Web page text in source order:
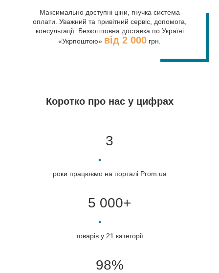
Максимально доступні ціни, гнучка система
оплати. Уважний та привітний сервіс, допомога,
консультації. Безкоштовна доставка по Україні
«Укрпоштою» від 2 000 грн.
Коротко про нас у цифрах
3
роки працюємо на порталі Prom.ua
5 000+
товарів у 21 категорії
98%